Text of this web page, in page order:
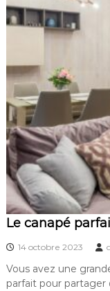
Le canapé
14 octobre 2023
Vous avez une
parfait pour